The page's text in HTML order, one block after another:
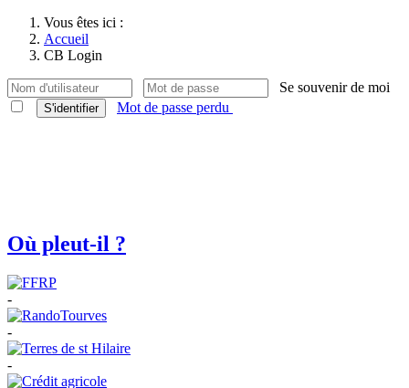
Vous êtes ici :
Accueil
CB Login
Se souvenir de moi
S'identifier Mot de passe perdu
Où pleut-il ?
-
-
-